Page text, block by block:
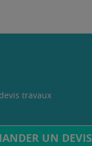
travaux
UN DEVIS